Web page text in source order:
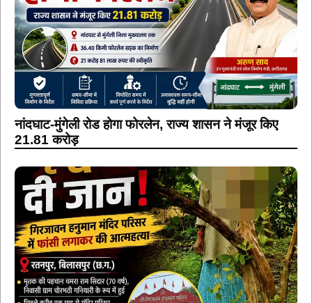
नांदघाट-मुंगेली रोड होगा फोरलेन, राज्य शासन ने मंजूर किए
21.81 करोड़